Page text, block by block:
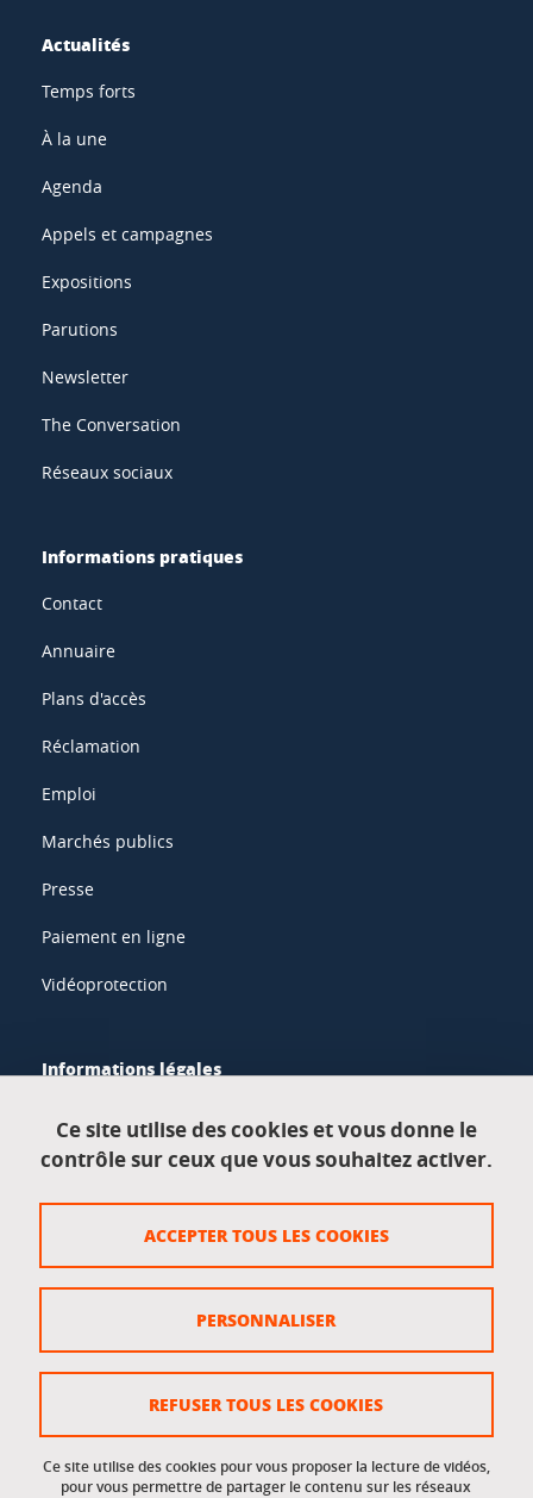
Actualités
Temps forts
À la une
Agenda
Appels et campagnes
Expositions
Parutions
Newsletter
The Conversation
Réseaux sociaux
Informations pratiques
Contact
Annuaire
Plans d'accès
Réclamation
Emploi
Marchés publics
Presse
Paiement en ligne
Vidéoprotection
Informations légales
Données personnelles
Crédits
Gestion des cookies
Accessibilité : non conforme
Accès réservés
Ce site utilise des cookies et vous donne le
contrôle sur ceux que vous souhaitez activer.
Ce site utilise des cookies pour vous proposer la lecture de vidéos,
pour vous permettre de partager le contenu sur les réseaux
ACCEPTER TOUS LES COOKIES
REFUSER TOUS LES COOKIES
PERSONNALISER